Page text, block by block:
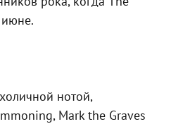
нотой,
Mark the Graves